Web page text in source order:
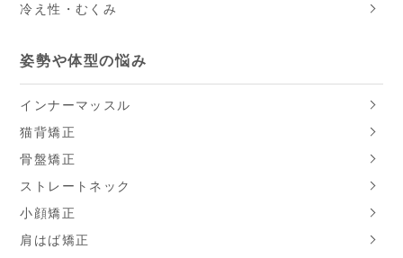
冷え性・むくみ
姿勢や体型の悩み
インナーマッスル
猫背矯正
骨盤矯正
ストレートネック
小顔矯正
肩はば矯正